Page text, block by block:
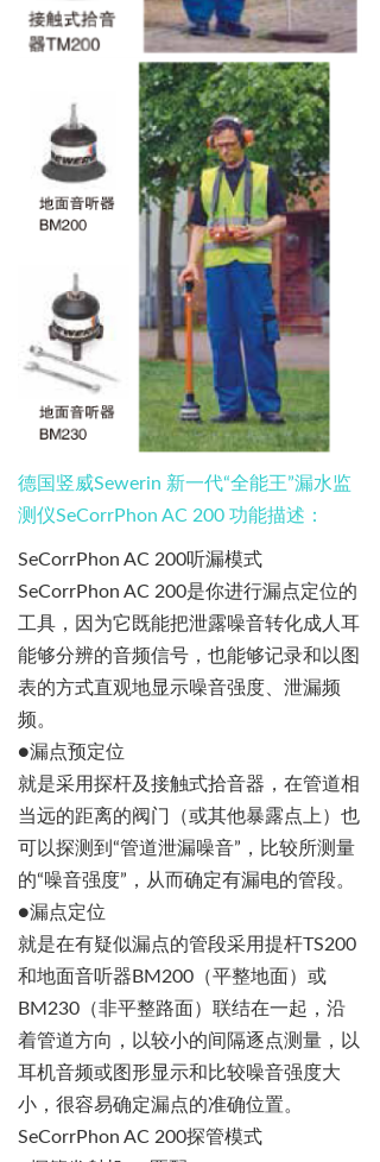
德国竖威Sewerin 新一代“全能王”漏水监
测仪SeCorrPhon AC 200 功能描述：
SeCorrPhon AC 200听漏模式
SeCorrPhon AC 200是你进行漏点定位的
工具，因为它既能把泄露噪音转化成人 耳
能够分辨的音频信号，也能够记录和以图
表的方式直观地显示噪音强度、 泄漏频
频。
●漏点预定位
就是采用探杆及接触式拾音器，在管道相
当远的距离的阀门（或其他暴露点上）也
可以探测到 “管道泄漏噪音” ，比较所测量
的“噪音强度” ，从而确定有漏电的管段。
●漏点定位
就是在有疑似漏点的管段采用提杆TS200
和地面音听器 BM200 （平整地面）或
BM230 （非平整路面）联结在一起，沿
着管道方向，以较小的间隔逐点测量，以
耳机音频或图形显示和比较噪音强度大
小，很容易确定漏点的准确位置。
SeCorrPhon AC 200探管模式